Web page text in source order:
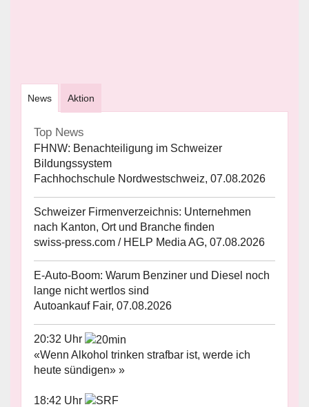
News Aktion
Top News
FHNW: Benachteiligung im Schweizer
Bildungssystem
Fachhochschule Nordwestschweiz, 07.08.2026
Schweizer Firmenverzeichnis: Unternehmen
nach Kanton, Ort und Branche finden
swiss-press.com / HELP Media AG, 07.08.2026
E-Auto-Boom: Warum Benziner und Diesel noch
lange nicht wertlos sind
Autoankauf Fair, 07.08.2026
20:32 Uhr
«Wenn Alkohol trinken strafbar ist, werde ich
heute sündigen» »
18:42 Uhr